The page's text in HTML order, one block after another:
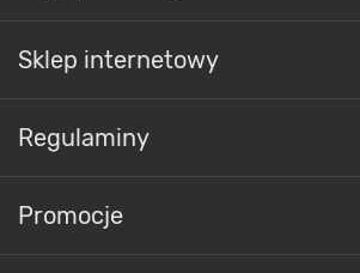
Sklep internetowy
Regulaminy
Promocje